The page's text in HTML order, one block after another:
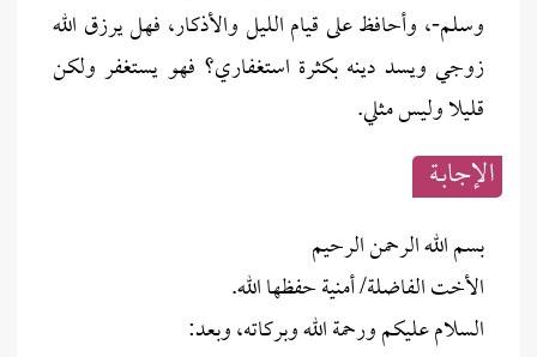
وسلم-، وأحافظ على قيام الليل والأذكار، فهل يرزق الله
زوجي ويسد دينه بكثرة استغفاري؟ فهو يستغفر ولكن
قليلا وليس مثلي.
الإجابــة
بسم الله الرحمن الرحيم
الأخت الفاضلة/ أمنية حفظها الله.
السلام عليكم ورحمة الله وبركاته، وبعد: